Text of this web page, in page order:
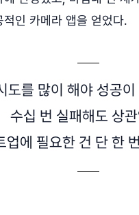
적인 카메라 앱을 얻었다.
도를 많이 해야 성공
수십 번 실패해도 상
업에 필요한 건 단 한